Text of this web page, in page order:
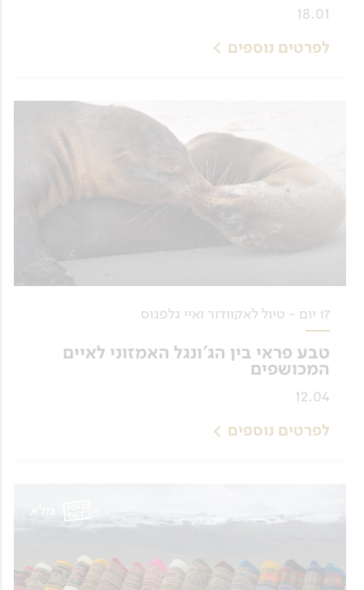
18.01
לפרטים נוספים
17 יום - טיול לאקוודור ואיי גלפגוס
טבע פראי בין הג'ונגל האמזוני לאיים
המכושפים
12.04
לפרטים נוספים
מלא